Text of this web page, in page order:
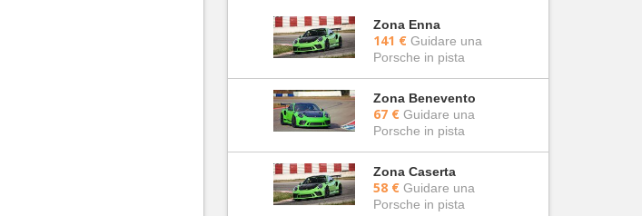
Zona Enna
141 € Guidare una
Porsche in pista
Zona Benevento
67 € Guidare una
Porsche in pista
Zona Caserta
58 € Guidare una
Porsche in pista